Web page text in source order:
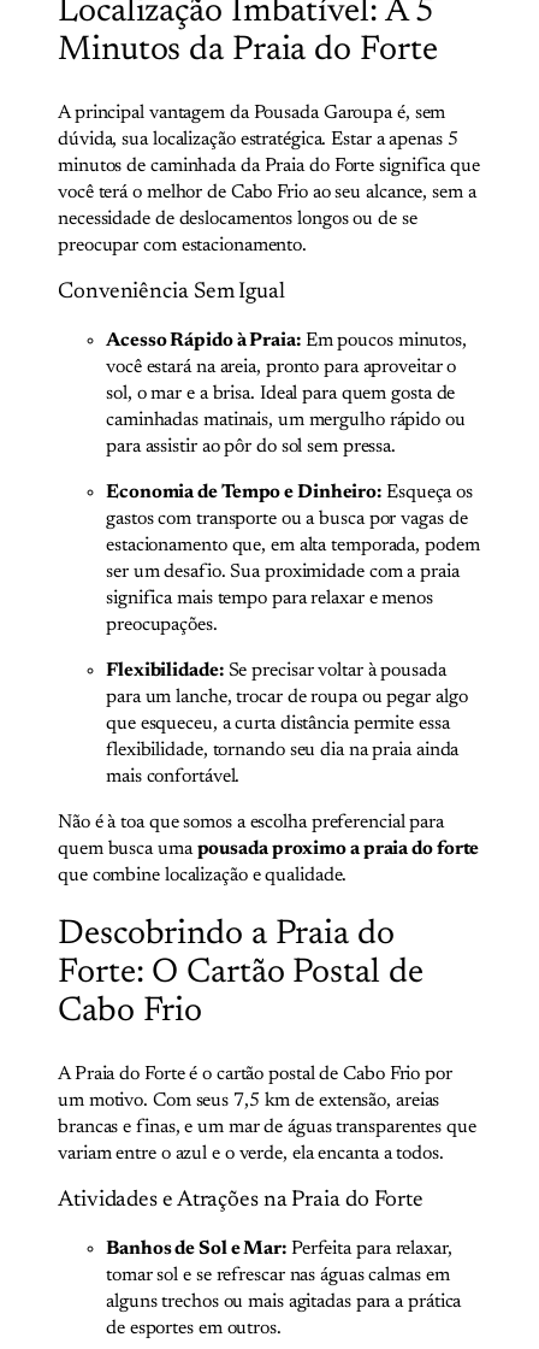
Localização Imbatível: A 5
Minutos da Praia do Forte
A principal vantagem da Pousada Garoupa é, sem
dúvida, sua localização estratégica. Estar a apenas 5
minutos de caminhada da Praia do Forte significa que
você terá o melhor de Cabo Frio ao seu alcance, sem a
necessidade de deslocamentos longos ou de se
preocupar com estacionamento.
Conveniência Sem Igual
Acesso Rápido à Praia:Em poucos minutos,
você estará na areia, pronto para aproveitar o
sol, o mar e a brisa. Ideal para quem gosta de
caminhadas matinais, um mergulho rápido ou
para assistir ao pôr do sol sem pressa.
Economia de Tempo e Dinheiro: Esqueça os
gastos com transporte ou a busca por vagas de
estacionamento que, em alta temporada, podem
ser um desafio. Sua proximidade com a praia
significa mais tempo para relaxar e menos
preocupações.
Flexibilidade:Se precisar voltar à pousada
para um lanche, trocar de roupa ou pegar algo
que esqueceu, a curta distância permite essa
flexibilidade, tornando seu dia na praia ainda
mais confortável.
Não é à toa que somos a escolha preferencial para
quem busca umapousada proximo a praia do forte
que combine localização e qualidade.
Descobrindo a Praia do
Forte: O Cartão Postal de
Cabo Frio
A Praia do Forte é o cartão postal de Cabo Frio por
um motivo. Com seus 7,5 km de extensão, areias
brancas e finas, e um mar de águas transparentes que
variam entre o azul e o verde, ela encanta a todos.
Atividades e Atrações na Praia do Forte
Banhos de Sol e Mar: Perfeita para relaxar,
tomar sol e se refrescar nas águas calmas em
alguns trechos ou mais agitadas para a prática
de esportes em outros.